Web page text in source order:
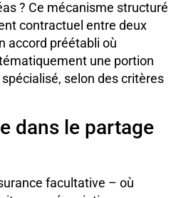
? Ce mécanisme structuré
contractuel entre deux
accord préétabli où
une portion
selon des critères
dans le partage
facultative – où